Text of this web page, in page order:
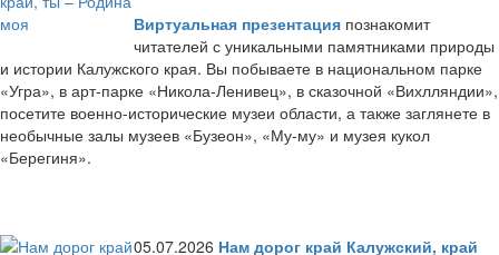
Виртуальная презентация познакомит
читателей с уникальными памятниками природы
и истории Калужского края. Вы побываете в национальном парке
«Угра», в арт-парке «Никола-Ленивец», в сказочной «Вихлляндии»,
посетите военно-исторические музеи области, а также заглянете в
необычные залы музеев «Бузеон», «Му-му» и музея кукол
«Берегиня».
05.07.2026 Нам дорог край Калужский, край